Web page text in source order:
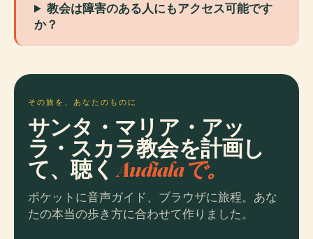
教会は障害のある人にもアクセス可能です
か？
その旅を、あなたのものに
サンタ・マリア・アッ
ラ・スカラ教会を計画し
て、聴くAudialaで。
ポケットに音声ガイド、ブラウザに旅程。あな
たの本当の歩き方に合わせて作りました。